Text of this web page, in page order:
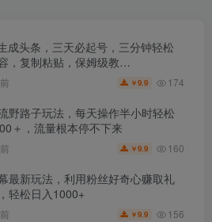
成头条，三天必起号，三分钟轻松
，复制粘贴，保姆级教…
￥9.9 174
野路子玩法，每天操作半小时轻松
＋，流量根本停不下来
￥9.9 160
最新玩法，利用粉丝好奇心赚取礼
轻松日入1000+
￥9.9 156